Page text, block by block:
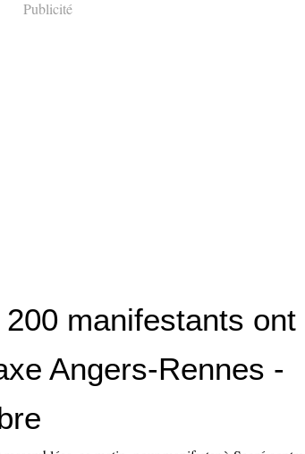
Publicité
manifestants ont
Angers-Rennes -